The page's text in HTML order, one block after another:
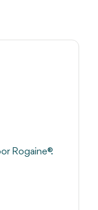
Rogaine®.